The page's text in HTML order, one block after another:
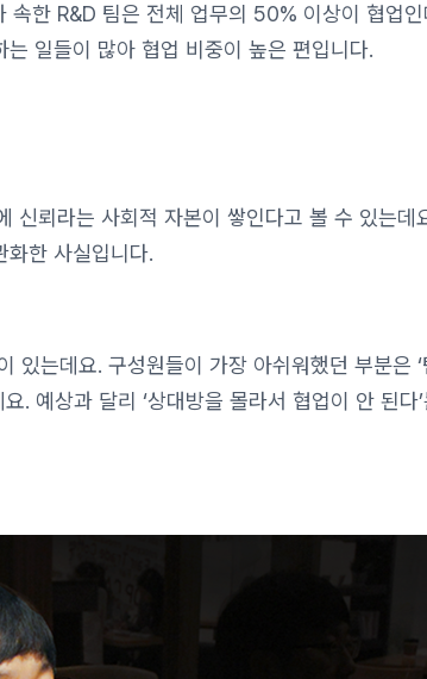
한 R&D 팀은 전체 업무의 50% 이상이 협업
일들이 많아 협업 비중이 높은 편입니다.
신뢰라는 사회적 자본이 쌓인다고 볼 수 있는데
화한 사실입니다.
있는데요. 구성원들이 가장 아쉬워했던 부분은
. 예상과 달리 ‘상대방을 몰라서 협업이 안 된다